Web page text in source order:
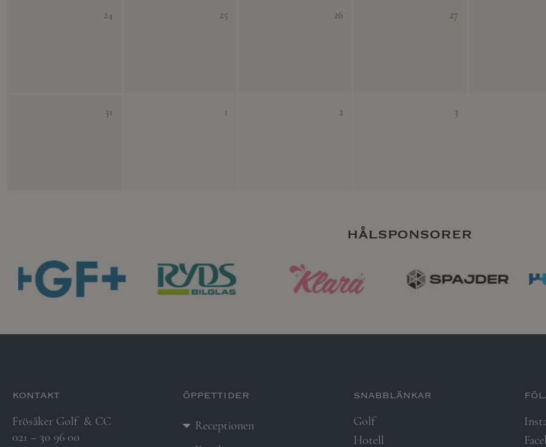
24 25 26 27
31 1 2 3
hålsponsorer
kontakt
Frösåker Golf & CC
021 – 30 96 00
öppettider
Receptionen
snabblänkar​
Golf
Hotell